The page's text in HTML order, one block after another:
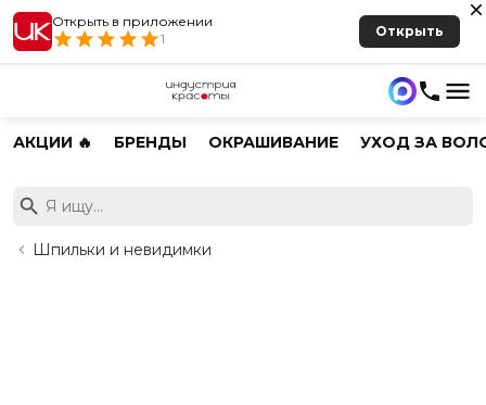
Открыть в приложении
1
Открыть
АКЦИИ 🔥 БРЕНДЫ ОКРАШИВАНИЕ УХОД ЗА
Шпильки и невидимки